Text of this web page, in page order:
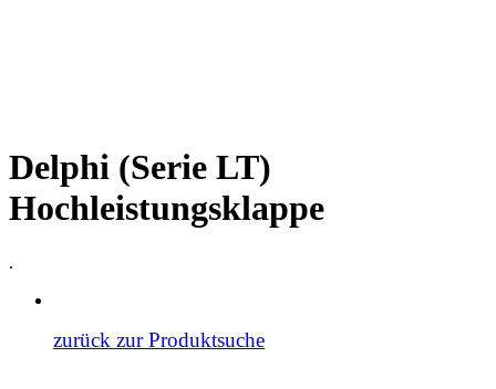
Delphi (Serie LT)
Hochleistungsklappe
.
zurück zur Produktsuche